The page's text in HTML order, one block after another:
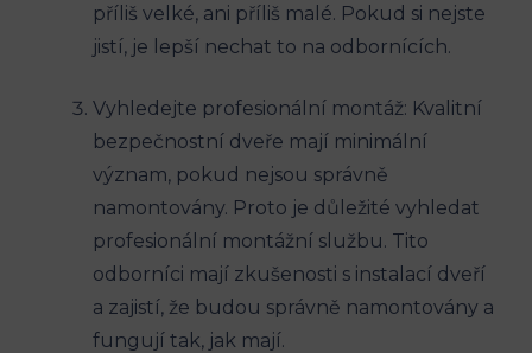
příliš velké, ani příliš malé. Pokud si nejste
jistí, je lepší nechat to na odbornících.
Vyhledejte profesionální montáž: Kvalitní
bezpečnostní dveře mají minimální
význam, pokud nejsou správně
namontovány. Proto je důležité vyhledat
profesionální montážní službu. Tito
odborníci mají zkušenosti s instalací dveří
a zajistí, že budou správně namontovány a
fungují tak, jak mají.